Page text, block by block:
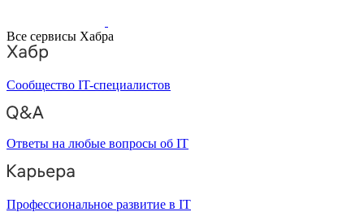
Все сервисы Хабра
Сообщество IT-специалистов
Ответы на любые вопросы об IT
Профессиональное развитие в IT